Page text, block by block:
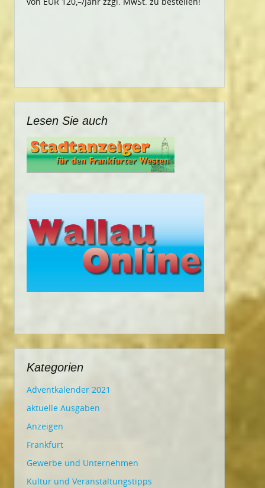
Lesen Sie auch
Kategorien
Adventkalender 2021
aktuelle Ausgaben
Anzeigen
Frankfurt
Gewerbe und Unternehmen
Kultur und Veranstaltungstipps